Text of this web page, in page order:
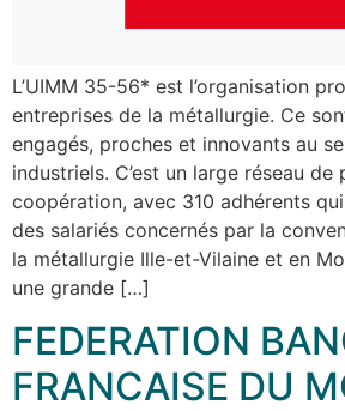
L’UIMM 35-56* est l’organisation
entreprises de la métallurgie. Ce
engagés, proches et innovants au
industriels. C’est un large réseau
coopération, avec 310 adhérents
des salariés concernés par la
la métallurgie Ille-et-Vilaine et en
une grande […]
FEDERATION
FRANCAISE DU